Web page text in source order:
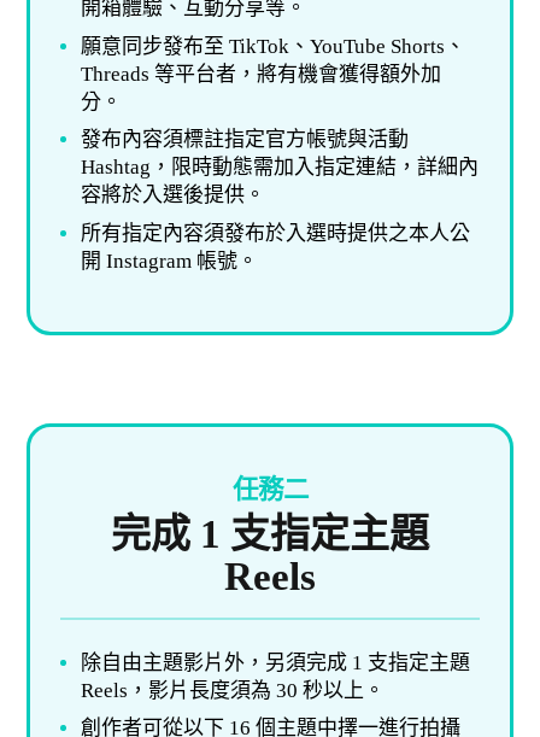
開箱體驗、互動分享等。
願意同步發布至 TikTok、YouTube Shorts、
Threads 等平台者，將有機會獲得額外加
分。
發布內容須標註指定官方帳號與活動
Hashtag，限時動態需加入指定連結，詳細內
容將於入選後提供。
所有指定內容須發布於入選時提供之本人公
開 Instagram 帳號。
任務二
完成 1 支指定主題
Reels
除自由主題影片外，另須完成 1 支指定主題
Reels，影片長度須為 30 秒以上。
創作者可從以下 16 個主題中擇一進行拍攝